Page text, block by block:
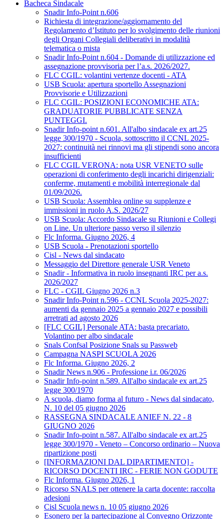
Bacheca Sindacale
Snadir Info-Point n.606
Richiesta di integrazione/aggiornamento del
Regolamento d’Istituto per lo svolgimento delle riunioni
degli Organi Collegiali deliberativi in modalità
telematica o mista
Snadir Info-Point n.604 - Domande di utilizzazione ed
assegnazione provvisoria per l’a.s. 2026/2027.
FLC CGIL: volantini vertenze docenti - ATA
USB Scuola: apertura sportello Assegnazioni
Provvisorie e Utilizzazioni
FLC CGIL: POSIZIONI ECONOMICHE ATA:
GRADUATORIE PUBBLICATE SENZA
PUNTEGGI.
Snadir Info-point n.601. All'albo sindacale ex art.25
legge 300/1970 - Scuola, sottoscritto il CCNL 2025-
2027: continuità nei rinnovi ma gli stipendi sono ancora
insufficienti
FLC CGIL VERONA: nota USR VENETO sulle
operazioni di conferimento degli incarichi dirigenziali:
conferme, mutamenti e mobilità interregionale dal
01/09/2026.
USB Scuola: Assemblea online su supplenze e
immissioni in ruolo A.S. 2026/27
USB Scuola: Accordo Sindacale su Riunioni e Collegi
on Line. Un ulteriore passo verso il silenzio
Flc Informa. Giugno 2026, 4
USB Scuola - Prenotazioni sportello
Cisl - News dal sindacato
Messaggio del Direttore generale USR Veneto
Snadir - Informativa in ruolo insegnanti IRC per a.s.
2026/2027
FLC - CGIL Giugno 2026 n.3
Snadir Info-Point n.596 - CCNL Scuola 2025-2027:
aumenti da gennaio 2025 a gennaio 2027 e possibili
arretrati ad agosto 2026
[FLC CGIL] Personale ATA: basta precariato.
Volantino per albo sindacale
Snals Confsal Posizione Snals su Passweb
Campagna NASPI SCUOLA 2026
Flc Informa. Giugno 2026, 2
Snadir News n.906 - Professione i.r. 06/2026
Snadir Info-point n.589. All'albo sindacale ex art.25
legge 300/1970
A scuola, diamo forma al futuro - News dal sindacato,
N. 10 del 05 giugno 2026
RASSEGNA SINDACALE ANIEF N. 22 - 8
GIUGNO 2026
Snadir Info-point n.587. All'albo sindacale ex art.25
legge 300/1970 - Veneto – Concorso ordinario – Nuova
ripartizione posti
[INFORMAZIONI DAL DIPARTIMENTO] -
RICORSO DOCENTI IRC - FERIE NON GODUTE
Flc Informa. Giugno 2026, 1
Ricorso SNALS per ottenere la carta docente: raccolta
adesioni
Cisl Scuola news n. 10 05 giugno 2026
Esonero per la partecipazione al Convegno Orizzonte